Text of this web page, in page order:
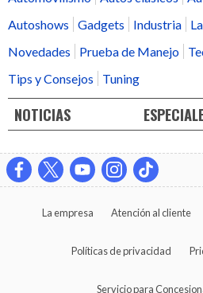
Autoshows
Gadgets Industria
Novedades
Prueba de Manejo
Tips y Consejos
Tuning
NOTICIAS
La empresa Atención al cliente
Políticas de privacidad
Servicio para